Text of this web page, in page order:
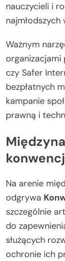
nauczycieli i
Ważnym
czy Safer
bezpłatnych
kampanie
prawną i
Na arenie
odgrywa
szczególnie
do
służących
ochronie ich